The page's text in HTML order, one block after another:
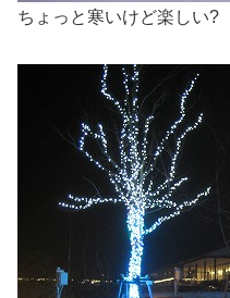
ちょっと寒いけど楽しい?